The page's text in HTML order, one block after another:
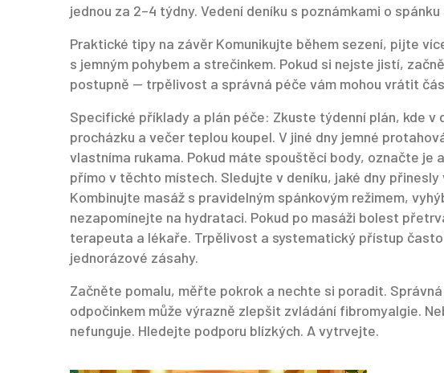
jednou za 2–4 týdny. Vedení deníku s poznámkami o
Praktické tipy na závěr Komunikujte během sezení, pijte
s jemným pohybem a strečinkem. Pokud si nejste jistí,
postupně — trpělivost a správná péče vám mohou vrátit
Specifické příklady a plán péče: Zkuste týdenní plán, kde v
procházku a večer teplou koupel. V jiné dny jemné
vlastníma rukama. Pokud máte spouštěcí body, označte
přímo v těchto místech. Sledujte v deníku, jaké dny
Kombinujte masáž s pravidelným spánkovým režimem,
nezapomínejte na hydrataci. Pokud po masáži bolest
terapeuta a lékaře. Trpělivost a systematický přístup
jednorázové zásahy.
Začněte pomalu, měřte pokrok a nechte si poradit.
odpočinkem může výrazně zlepšit zvládání fibromyalgie.
nefunguje. Hledejte podporu blízkých. A vytrvejte.